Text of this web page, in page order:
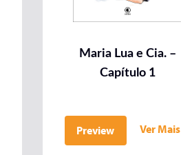
Maria Lua e Cia. –
Capítulo 1
Preview Ver Mais